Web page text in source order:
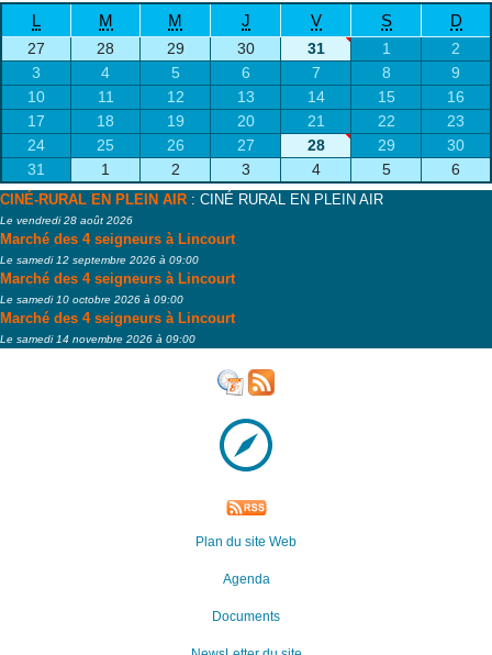
L M M J V S D
27 28 29 30 31 1
2
3
4 5 6 7 8
9
10
11 12 13 14 15
16
17
18 19 20 21 22
23
24
25 26 27 28 29
30
31
1 2 3 4 5 6
CINÉ-RURAL EN PLEIN AIR : CINÉ RURAL EN PLEIN AIR
Le vendredi 28 août 2026
Marché des 4 seigneurs à Lincourt
Le samedi 12 septembre 2026 à 09:00
Marché des 4 seigneurs à Lincourt
Le samedi 10 octobre 2026 à 09:00
Marché des 4 seigneurs à Lincourt
Le samedi 14 novembre 2026 à 09:00
Plan du site Web
Agenda
Documents